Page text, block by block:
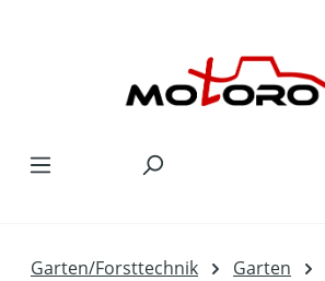
Garten/Forsttechnik Garten